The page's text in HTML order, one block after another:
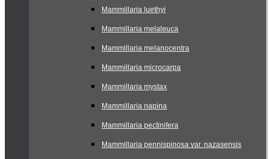
Mammillaria luethyi
Mammillaria melaleuca
Mammillaria melanocentra
Mammillaria microcarpa
Mammillaria mystax
Mammillaria napina
Mammillaria pectinifera
Mammillaria pennispinosa var. nazasensis